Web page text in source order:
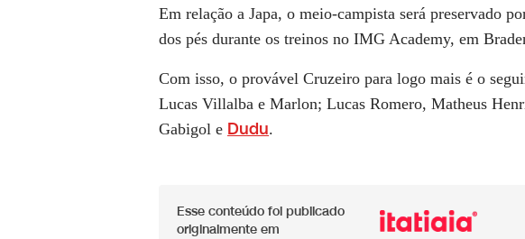
Em relação a Japa, o meio-campista será preservado
dos pés durante os treinos no IMG Academy, em
Com isso, o provável Cruzeiro para logo mais é o
Lucas Villalba e Marlon; Lucas Romero, Matheus
Gabigol e Dudu.
Esse conteúdo foi publicado
originalmente em